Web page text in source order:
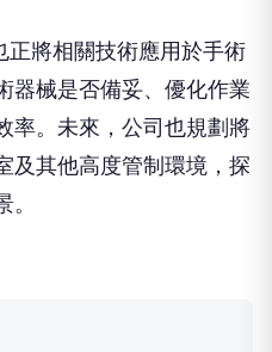
將相關技術應用於手術
器械是否備妥、優化作業
率。未來，公司也規劃將
及其他高度管制環境，探